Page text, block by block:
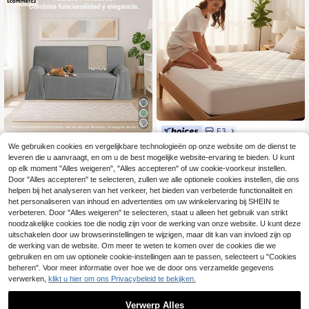
bruik - Verkrijgbaar in verschillende
E3
EU Warehouse Ecommerc3 Veelzijdig
e sprei voor bank of bed - Omkeerb
aar, zacht en veelzijdig - Decoratie
ve bedhoes voor bank of bed, besc
hermend, lichtgewicht en elegant
18.60€
E3
EU Warehouse Ecommerc3 Gevoerd
e, waterdichte en aanpasbare matr
ashoes met elastische pasvorm - A
demende en vochtbestendige matr
ashoes, maximaal comfort
22.29€
We gebruiken cookies en vergelijkbare technologieën op onze website om de dienst te
leveren die u aanvraagt, en om u de best mogelijke website-ervaring te bieden. U kunt
op elk moment "Alles weigeren", "Alles accepteren" of uw cookie-voorkeur instellen.
Door "Alles accepteren" te selecteren, zullen we alle optionele cookies instellen, die ons
helpen bij het analyseren van het verkeer, het bieden van verbeterde functionaliteit en
het personaliseren van inhoud en advertenties om uw winkelervaring bij SHEIN te
verbeteren. Door "Alles weigeren" te selecteren, staat u alleen het gebruik van strikt
noodzakelijke cookies toe die nodig zijn voor de werking van onze website. U kunt deze
uitschakelen door uw browserinstellingen te wijzigen, maar dit kan van invloed zijn op
de werking van de website. Om meer te weten te komen over de cookies die we
gebruiken en om uw optionele cookie-instellingen aan te passen, selecteert u "Cookies
beheren". Voor meer informatie over hoe we de door ons verzamelde gegevens
verwerken, klikt u hier om ons Privacybeleid te bekijken.
Verwerp Alles